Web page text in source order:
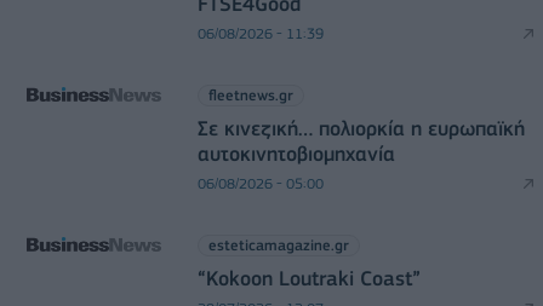
06/08/2026 - 11:39
fleetnews.gr
Σε κινεζική… πολιορκία η ευρωπαϊκή
αυτοκινητοβιομηχανία
06/08/2026 - 05:00
esteticamagazine.gr
“Kokoon Loutraki Coast”